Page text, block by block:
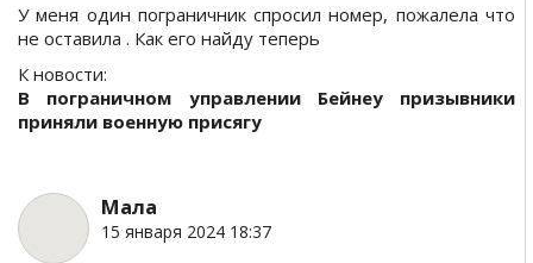
У меня один пограничник спросил номер, пожалела что
не оставила . Как его найду теперь
К новости:
В пограничном управлении Бейнеу призывники
приняли военную присягу
Мала
15 января 2024 18:37